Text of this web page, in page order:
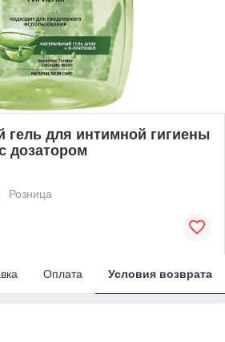
гель для интимной гигиены
дозатором
Розница
Оплата Условия возврата